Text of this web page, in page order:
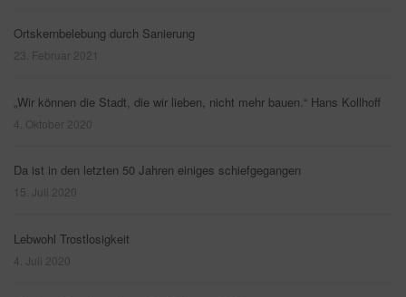
Ortskernbelebung durch Sanierung
23. Februar 2021
„Wir können die Stadt, die wir lieben, nicht mehr bauen.“ Hans Kollhoff
4. Oktober 2020
Da ist in den letzten 50 Jahren einiges schiefgegangen
15. Juli 2020
Lebwohl Trostlosigkeit
4. Juli 2020